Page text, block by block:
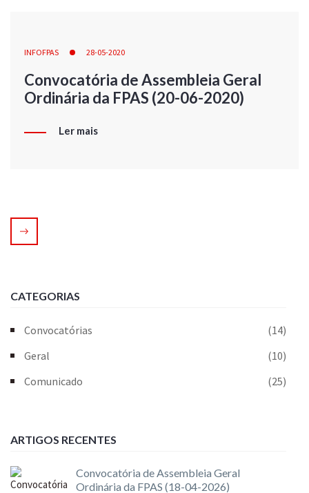
INFOFPAS 28-05-2020
Convocatória de Assembleia Geral
Ordinária da FPAS (20-06-2020)
Ler mais
CATEGORIAS
Convocatórias
(14)
Geral
(10)
Comunicado
(25)
ARTIGOS RECENTES
Convocatória de Assembleia Geral
Ordinária da FPAS (18-04-2026)